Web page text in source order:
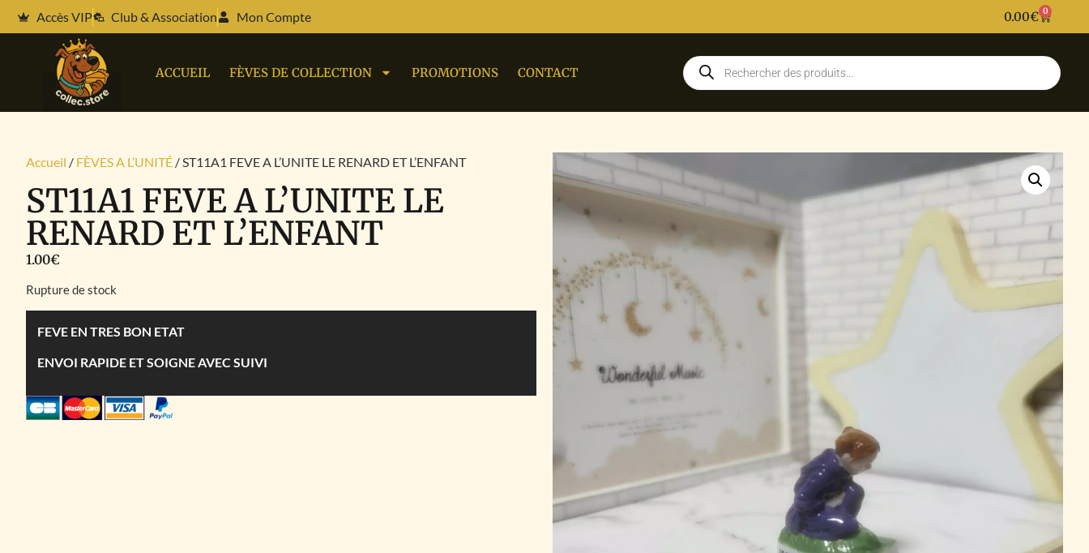
Accès VIP Club & Association Mon Compte 0.00€ 0
ACCUEIL FÈVES DE COLLECTION PROMOTIONS CONTACT
Accueil / FÈVES A L’UNITÉ / ST11A1 FEVE A L’UNITE LE RENARD ET L’ENFANT
ST11A1 FEVE A L’UNITE LE
RENARD ET L’ENFANT
1.00€
Rupture de stock
FEVE EN TRES BON ETAT
ENVOI RAPIDE ET SOIGNE AVEC SUIVI